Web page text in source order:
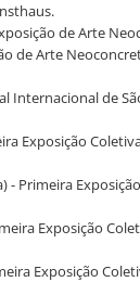
de Arte
de Arte
Internacional de
Exposição
- Primeira
Exposição
Exposição